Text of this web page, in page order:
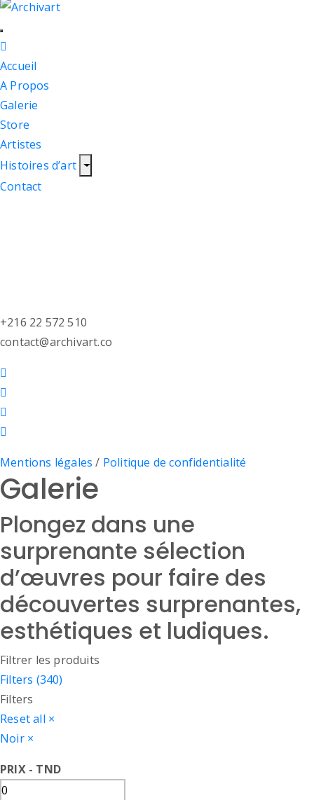
Accueil
A Propos
Galerie
Store
Artistes
Histoires d’art
Contact
+216 22 572 510
contact@archivart.co
Mentions légales / Politique de confidentialité
Galerie
Plongez dans une
surprenante sélection
d’œuvres pour faire des
découvertes surprenantes,
esthétiques et ludiques.
Filtrer les produits
Filters (340)
Filters
Reset all ×
Noir ×
PRIX - TND